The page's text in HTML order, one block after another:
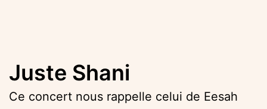
Juste Shani
Ce concert nous rappelle celui de Eesah